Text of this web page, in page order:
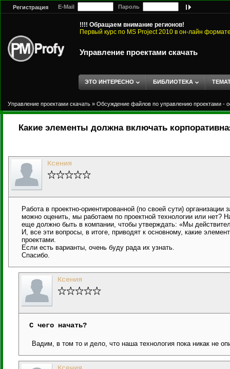
Регистрация E-Mail Пароль
!!!! Обращаем внимание регионов!
Первый курс по MS Project 2010 в он-лайн
Управление проектами скачать
ЭТО ИНТЕРЕСНО БИБЛИОТЕКА
Управление проектами скачать » Обсуждение файлов по управлению проектами -
Какие элементы должна включать
Ксения
Работа в проектно-ориентированной (по своей сути)
можно оценить, мы работаем по проектной технологии или нет?
еще должно быть в компании, чтобы утверждать: «Мы
И, все эти вопросы, в итоге, приводят к основному, какие
проектами.
Если есть варианты, очень буду рада их узнать.
Спасибо.
Ксения
С чего начать?
Вадим, в том то и дело, что наша технология пока никак не